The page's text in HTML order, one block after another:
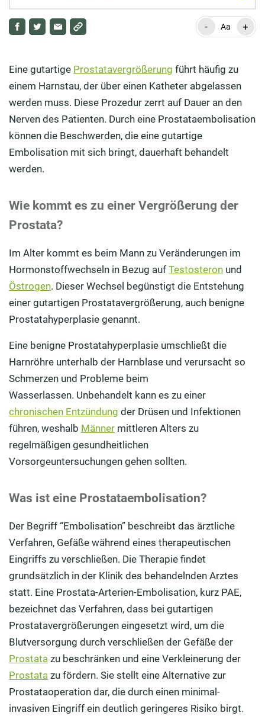
Wie kommt es zu einer Vergrößerung der Prostata?
Was genau geschieht bei dem Eingriff?
Machen alle Patienten positive Erfahrungen mit der
Methode?
Welche Risiken und Kontraindikationen gibt es?
Ist die Behandlung eine Regelleistung?
- Aa +
Eine gutartige Prostatavergrößerung führt häufig zu
einem Harnstau, der über einen Katheter abgelassen
werden muss. Diese Prozedur zerrt auf Dauer an den
Nerven des Patienten. Durch eine Prostataembolisation
können die Beschwerden, die eine gutartige
Embolisation mit sich bringt, dauerhaft behandelt
werden.
Wie kommt es zu einer Vergrößerung der
Prostata?
Im Alter kommt es beim Mann zu Veränderungen im
Hormonstoffwechseln in Bezug auf Testosteron und
Östrogen. Dieser Wechsel begünstigt die Entstehung
einer gutartigen Prostatavergrößerung, auch benigne
Prostatahyperplasie genannt.
Eine benigne Prostatahyperplasie umschließt die
Harnröhre unterhalb der Harnblase und verursacht so
Schmerzen und Probleme beim
Wasserlassen. Unbehandelt kann es zu einer
chronischen Entzündung der Drüsen und Infektionen
führen, weshalb Männer mittleren Alters zu
regelmäßigen gesundheitlichen
Vorsorgeuntersuchungen gehen sollten.
Was ist eine Prostataembolisation?
Der Begriff “Embolisation” beschreibt das ärztliche
Verfahren, Gefäße während eines therapeutischen
Eingriffs zu verschließen. Die Therapie findet
grundsätzlich in der Klinik des behandelnden Arztes
statt. Eine Prostata-Arterien-Embolisation, kurz PAE,
bezeichnet das Verfahren, dass bei gutartigen
Prostatavergrößerungen eingesetzt wird, um die
Blutversorgung durch verschließen der Gefäße der
Prostata zu beschränken und eine Verkleinerung der
Prostata zu fördern. Sie stellt eine Alternative zur
Prostataoperation dar, die durch einen minimal-
invasiven Eingriff ein deutlich geringeres Risiko birgt.